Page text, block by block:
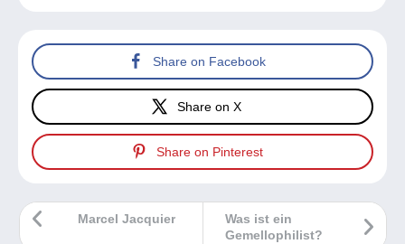
Share on Facebook
Share on X
Share on Pinterest
Was ist ein
Gemellophilist?
Marcel Jacquier